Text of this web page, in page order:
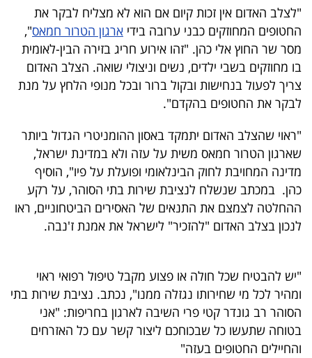
פעולה
דרושים
ניוזלטרים
מייל
אדום
פרסמו
עקבו
אחרינו:
"לצלב האדום אין זכות קיום אם הוא לא מצליח לבקר את
החטופים המחוזקים כבני ערובה בידי ארגון הטרור חמאס",
מסר שר החוץ אלי כהן. "זהו אירוע חריג בזירה הבין-לאומית
בו מחוזקים בשבי ילדים, נשים וניצולי שואה. הצלב האדום
צריך לפעול בנחישות ובקול ברור ובכל מנופי הלחץ על מנת
לבקר את החטופים בהקדם".
"ראוי שהצלב האדום יתמקד באסון ההומניטרי הגדול ביותר
שארגון הטרור חמאס משית על עזה ולא במדינת ישראל,
מדינה המחויבת לחוק הבינלאומי ופועלת על פיו", הוסיף
כהן. במכתב שנשלח לנציבת שירות בתי הסוהר, על רקע
ההחלטה לצמצם את התנאים של האסירים הביטחוניים, ראו
לנכון בצלב האדום "להזכיר" לישראל את אמנת ז'נבה.
"יש להבטיח שכל חולה או פצוע מקבל טיפול רפואי ראוי
ומהיר לכל מי שחירותו נגזלה ממנו", נכתב. נציבת שירות בתי
הסוהר רב גונדר קטי פרי השיבה לארגון בחריפות: "אני
בטוחה שתעשו כל שבכוחכם ליצור קשר עם כל האזרחים
והחיילים החטופים בעזה"